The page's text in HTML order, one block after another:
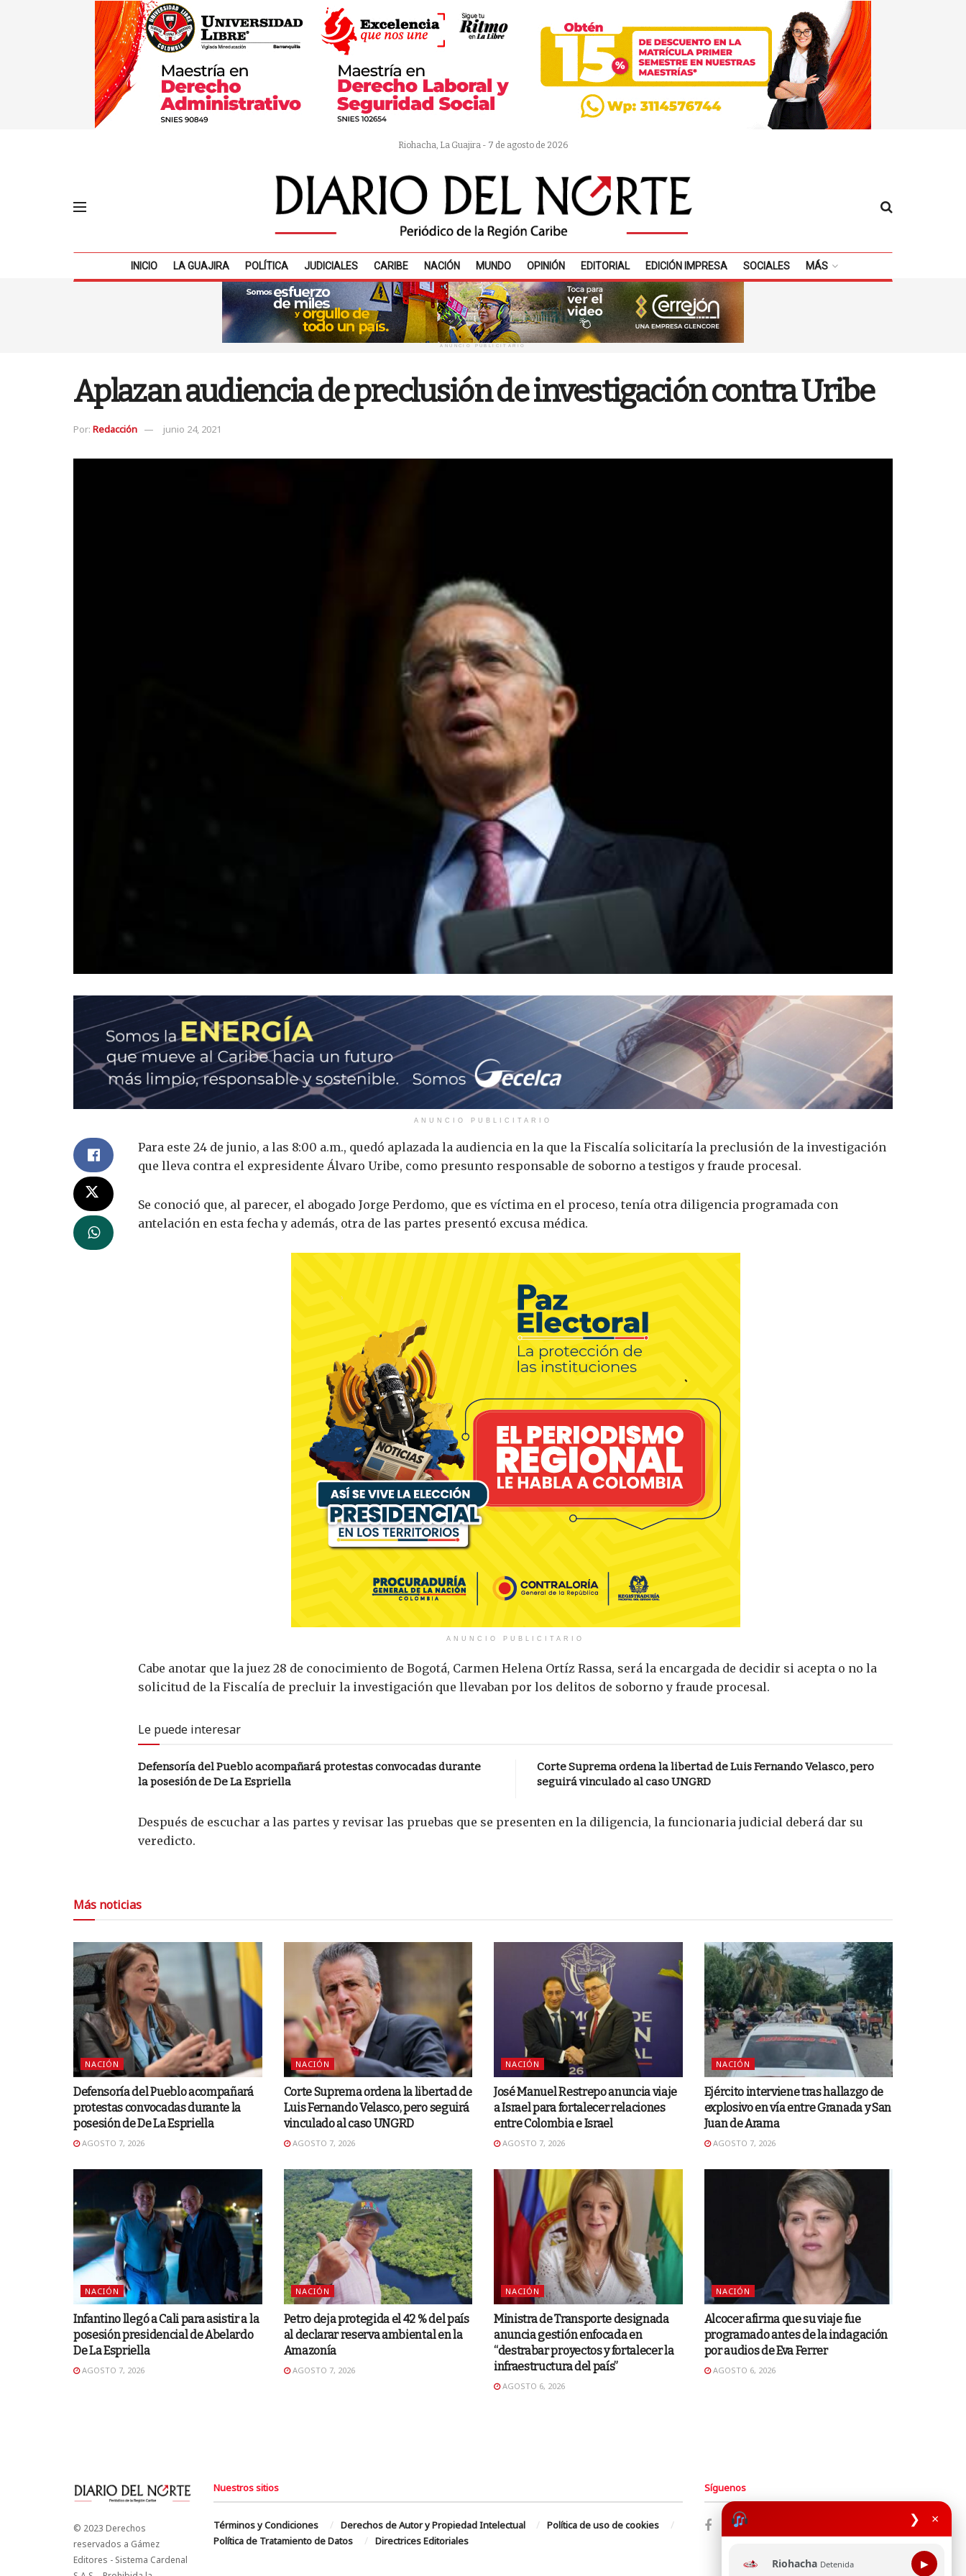
❯ ×
Riohacha Detenida ▶
Riohacha, La Guajira - 7 de agosto de 2026
INICIO LA GUAJIRA POLÍTICA JUDICIALES CARIBE NACIÓN MUNDO OPINIÓN EDITORIAL EDICIÓN IMPRESA SOCIALES MÁS
ANUNCIO PUBLICITARIO
Aplazan audiencia de preclusión de investigación contra Uribe
Por: Redacción junio 24, 2021
ANUNCIO PUBLICITARIO
Para este 24 de junio, a las 8:00 a.m., quedó aplazada la audiencia en la que la Fiscalía solicitaría la preclusión de la investigación
que lleva contra el expresidente Álvaro Uribe, como presunto responsable de soborno a testigos y fraude procesal.
Se conoció que, al parecer, el abogado Jorge Perdomo, que es víctima en el proceso, tenía otra diligencia programada con
antelación en esta fecha y además, otra de las partes presentó excusa médica.
ANUNCIO PUBLICITARIO
Cabe anotar que la juez 28 de conocimiento de Bogotá, Carmen Helena Ortíz Rassa, será la encargada de decidir si acepta o no la
solicitud de la Fiscalía de precluir la investigación que llevaban por los delitos de soborno y fraude procesal.
Le puede interesar
Defensoría del Pueblo acompañará protestas convocadas durante
la posesión de De La Espriella
Corte Suprema ordena la libertad de Luis Fernando Velasco, pero
seguirá vinculado al caso UNGRD
Después de escuchar a las partes y revisar las pruebas que se presenten en la diligencia, la funcionaria judicial deberá dar su
veredicto.
Más noticias
NACIÓN
Defensoría del Pueblo acompañará
protestas convocadas durante la
posesión de De La Espriella
AGOSTO 7, 2026
NACIÓN
Corte Suprema ordena la libertad de
Luis Fernando Velasco, pero seguirá
vinculado al caso UNGRD
AGOSTO 7, 2026
NACIÓN
José Manuel Restrepo anuncia viaje
a Israel para fortalecer relaciones
entre Colombia e Israel
AGOSTO 7, 2026
NACIÓN
Ejército interviene tras hallazgo de
explosivo en vía entre Granada y San
Juan de Arama
AGOSTO 7, 2026
NACIÓN
Infantino llegó a Cali para asistir a la
posesión presidencial de Abelardo
De La Espriella
AGOSTO 7, 2026
NACIÓN
Petro deja protegida el 42 % del país
al declarar reserva ambiental en la
Amazonía
AGOSTO 7, 2026
NACIÓN
Ministra de Transporte designada
anuncia gestión enfocada en
“destrabar proyectos y fortalecer la
infraestructura del país”
AGOSTO 6, 2026
NACIÓN
Alcocer afirma que su viaje fue
programado antes de la indagación
por audios de Eva Ferrer
AGOSTO 6, 2026
© 2023 Derechos
reservados a Gámez
Editores - Sistema Cardenal
Nuestros sitios
Términos y Condiciones Derechos de Autor y Propiedad Intelectual
Política de uso de cookies
Política de Tratamiento de Datos
Directrices Editoriales
Síguenos